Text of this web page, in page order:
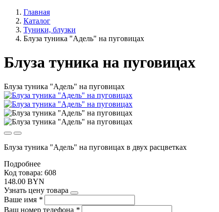
Главная
Каталог
Туники, блузки
Блуза туника "Адель" на пуговицах
Блуза туника на пуговицах
Блуза туника "Адель" на пуговицах
Блуза туника "Адель" на пуговицах в двух расцветках
Подробнее
Код товара: 608
148.00 BYN
Узнать цену товара
Ваше имя *
Ваш номер телефона *